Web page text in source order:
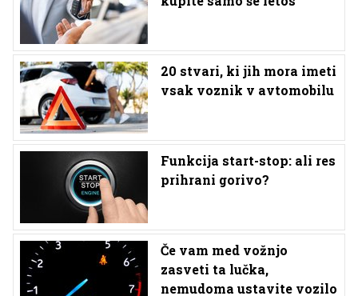
20 stvari, ki jih mora imeti
vsak voznik v avtomobilu
Funkcija start-stop: ali res
prihrani gorivo?
Če vam med vožnjo
zasveti ta lučka,
nemudoma ustavite vozilo